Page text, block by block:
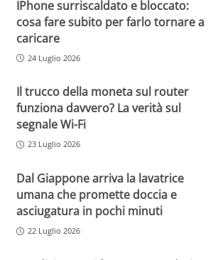
IPhone surriscaldato e bloccato:
cosa fare subito per farlo tornare a
caricare
24 Luglio 2026
Il trucco della moneta sul router
funziona davvero? La verità sul
segnale Wi-Fi
23 Luglio 2026
Dal Giappone arriva la lavatrice
umana che promette doccia e
asciugatura in pochi minuti
22 Luglio 2026